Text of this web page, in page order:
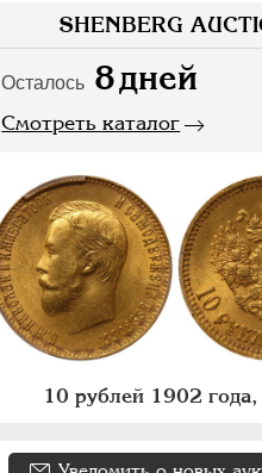
SHENBERG
Осталось 8дней
Смотреть каталог
10 рублей 1902